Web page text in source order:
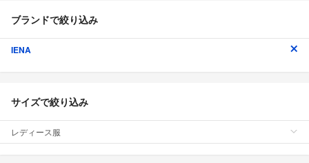
ブランドで絞り込み
IENA
サイズで絞り込み
レディース服